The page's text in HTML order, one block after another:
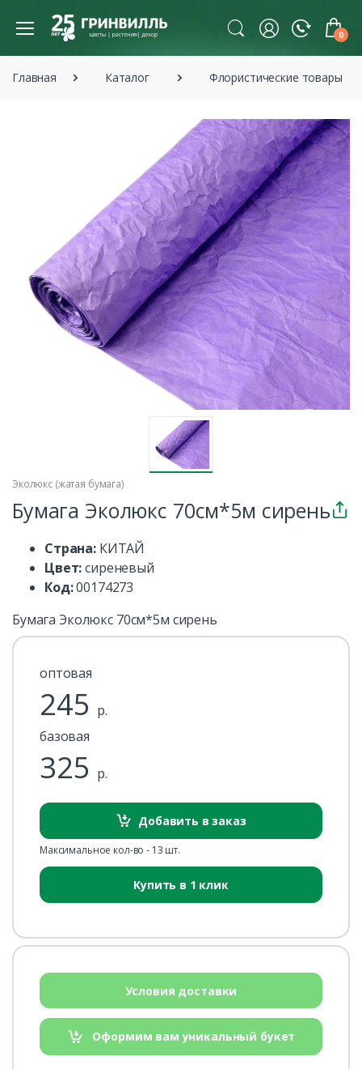
0
Главная Каталог Флористические товары
Эколюкс (жатая бумага)
Бумага Эколюкс 70см*5м сирень
Страна: КИТАЙ
Цвет:сиреневый
Код:00174273
Бумага Эколюкс 70см*5м сирень
оптовая
245 р.
базовая
325 р.
Добавить в заказ
Максимальное кол-во - 13 шт.
Купить в 1 клик
Условия доставки
Оформим вам уникальный букет